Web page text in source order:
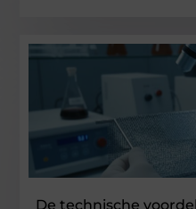
De technische